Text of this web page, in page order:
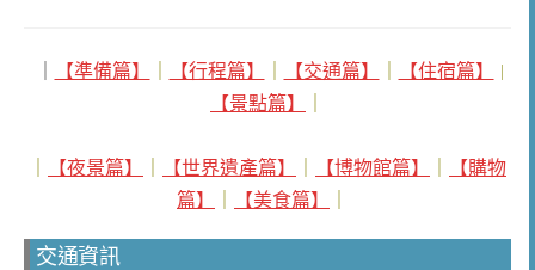
【準備篇】 【行程篇】 【交通篇】 【住宿篇】
【景點篇】
【夜景篇】 【世界遺產篇】 【博物館篇】
【購物
篇】
【美食篇】
交通資訊